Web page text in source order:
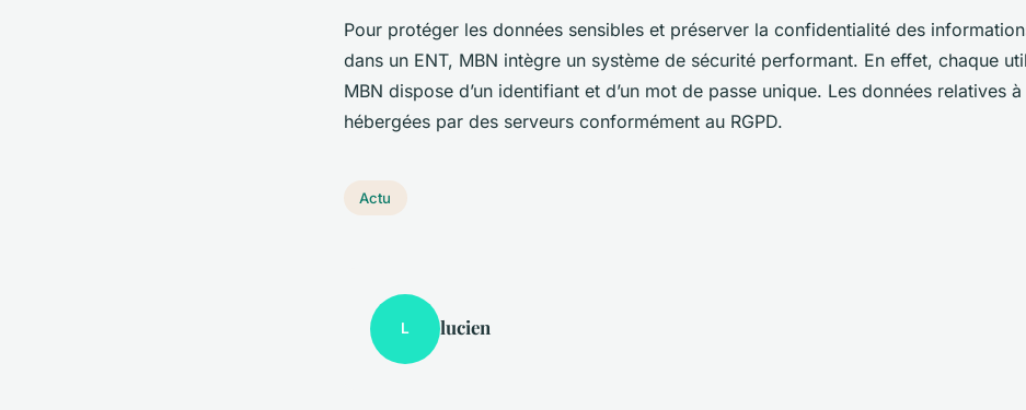
Pour protéger les données sensibles et préserver la confidentialité des
dans un ENT, MBN intègre un système de sécurité performant. En effet, chaque
MBN dispose d’un identifiant et d’un mot de passe unique. Les données relatives
hébergées par des serveurs conformément au RGPD.
Actu
L lucien